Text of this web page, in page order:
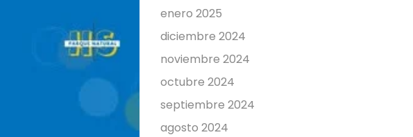
enero 2025
diciembre 2024
noviembre 2024
octubre 2024
septiembre 2024
agosto 2024